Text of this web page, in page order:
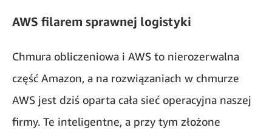
AWS filarem sprawnej logistyki
Chmura obliczeniowa i AWS to nierozerwalna
część Amazon, a na rozwiązaniach w chmurze
AWS jest dziś oparta cała sieć operacyjna naszej
firmy. Te inteligentne, a przy tym złożone